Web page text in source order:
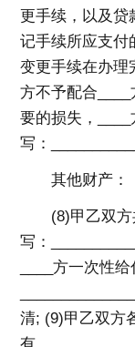
更手续，以及贷
记手续所应支付
变更手续在办理
方不予配合
要的损失，
写：
其他财产：
(8)甲乙双方
写：
____方一次性
清; (9)甲乙双方